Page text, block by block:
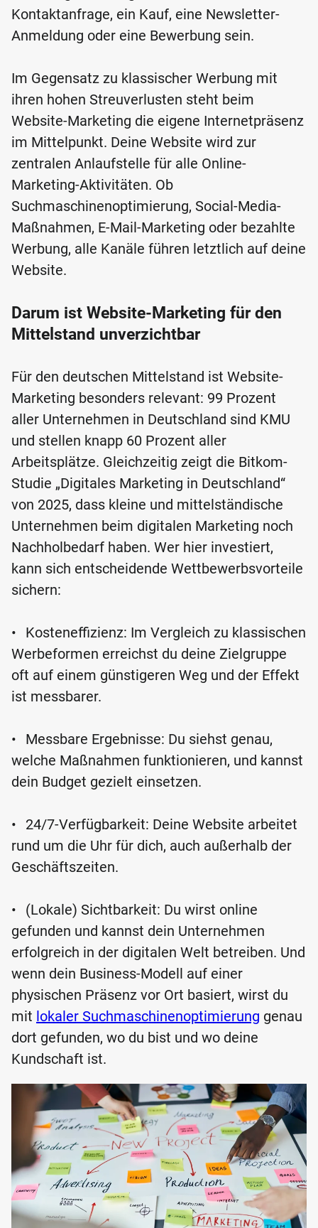
Kontaktanfrage, ein Kauf, eine Newsletter-
Anmeldung oder eine Bewerbung sein.
Im Gegensatz zu klassischer Werbung mit
ihren hohen Streuverlusten steht beim
Website-Marketing die eigene Internetpräsenz
im Mittelpunkt. Deine Website wird zur
zentralen Anlaufstelle für alle Online-
Marketing-Aktivitäten. Ob
Suchmaschinenoptimierung, Social-Media-
Maßnahmen, E-Mail-Marketing oder bezahlte
Werbung, alle Kanäle führen letztlich auf deine
Website.
Darum ist Website-Marketing für den
Mittelstand unverzichtbar
Für den deutschen Mittelstand ist Website-
Marketing besonders relevant: 99 Prozent
aller Unternehmen in Deutschland sind KMU
und stellen knapp 60 Prozent aller
Arbeitsplätze. Gleichzeitig zeigt die Bitkom-
Studie „Digitales Marketing in Deutschland“
von 2025, dass kleine und mittelständische
Unternehmen beim digitalen Marketing noch
Nachholbedarf haben. Wer hier investiert,
kann sich entscheidende Wettbewerbsvorteile
sichern:
•
Kosteneffizienz: Im Vergleich zu klassischen
Werbeformen erreichst du deine Zielgruppe
oft auf einem günstigeren Weg und der Effekt
ist messbarer.
•
Messbare Ergebnisse: Du siehst genau,
welche Maßnahmen funktionieren, und kannst
dein Budget gezielt einsetzen.
•
24/7-Verfügbarkeit: Deine Website arbeitet
rund um die Uhr für dich, auch außerhalb der
Geschäftszeiten.
•
(Lokale) Sichtbarkeit: Du wirst online
gefunden und kannst dein Unternehmen
erfolgreich in der digitalen Welt betreiben. Und
wenn dein Business-Modell auf einer
physischen Präsenz vor Ort basiert, wirst du
mit lokaler Suchmaschinenoptimierung genau
dort gefunden, wo du bist und wo deine
Kundschaft ist.